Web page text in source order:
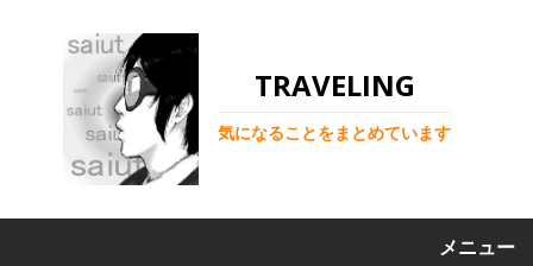
TRAVELING
気になることをまとめています
メニュー